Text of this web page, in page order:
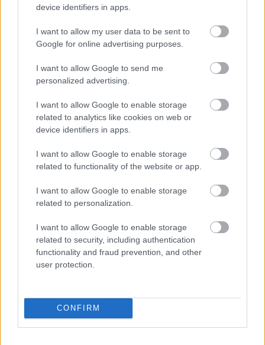
device identifiers in apps.
I want to allow my user data to be sent to
Google for online advertising purposes.
I want to allow Google to send me
personalized advertising.
I want to allow Google to enable storage
related to analytics like cookies on web or
device identifiers in apps.
I want to allow Google to enable storage
related to functionality of the website or app.
I want to allow Google to enable storage
related to personalization.
I want to allow Google to enable storage
related to security, including authentication
functionality and fraud prevention, and other
user protection.
CONFIRM
Manchester United
Felkészülési szezon 4. mérkőzés
Nya Ullevi, Göteborg
1 nap 21 óra 3 perc 47 másodperc
Leeds UnitedvsManchester United2026-08-12 20:30
Manchester United
ELŐZŐ MÉRKŐZÉSEK
Támogatás
Támogasd adományoddal
a ManUtdFanatics.hu működését!